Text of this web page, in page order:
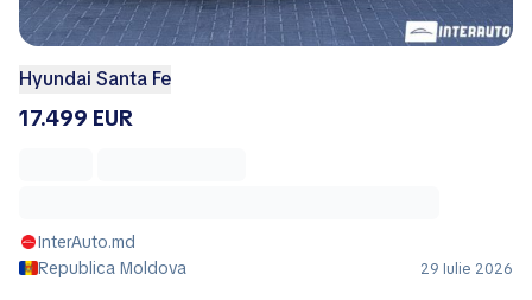
Hyundai Santa Fe
17.499 EUR
InterAuto.md
Republica Moldova
29 Iulie 2026